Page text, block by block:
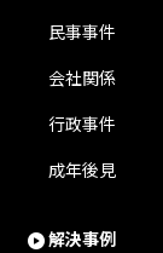
民事事件
会社関係
行政事件
成年後見
解決事例